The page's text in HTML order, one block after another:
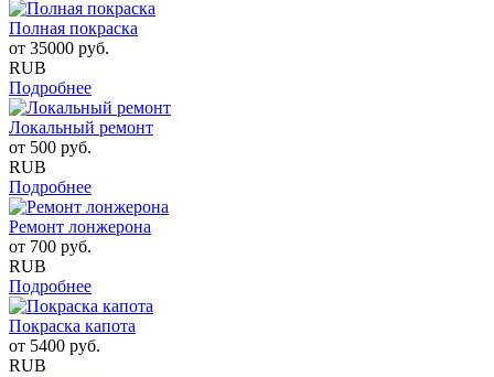
Полная покраска
от 35000 руб.
RUB
Подробнее
Локальный ремонт
от 500 руб.
RUB
Подробнее
Ремонт лонжерона
от 700 руб.
RUB
Подробнее
Покраска капота
от 5400 руб.
RUB